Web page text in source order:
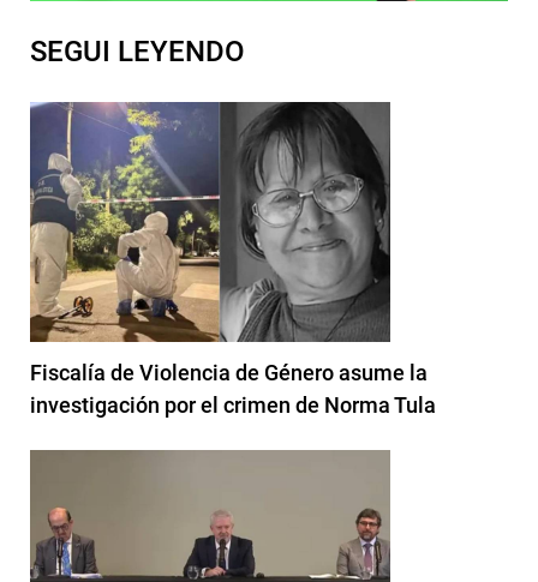
SEGUI LEYENDO
Fiscalía de Violencia de Género asume la
investigación por el crimen de Norma Tula